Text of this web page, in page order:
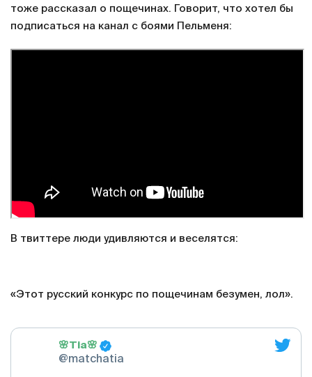
тоже рассказал о пощечинах. Говорит, что хотел бы
подписаться на канал с боями Пельменя:
В твиттере люди удивляются и веселятся:
«Этот русский конкурс по пощечинам безумен, лол».
🌸Tia🌸
@matchatia